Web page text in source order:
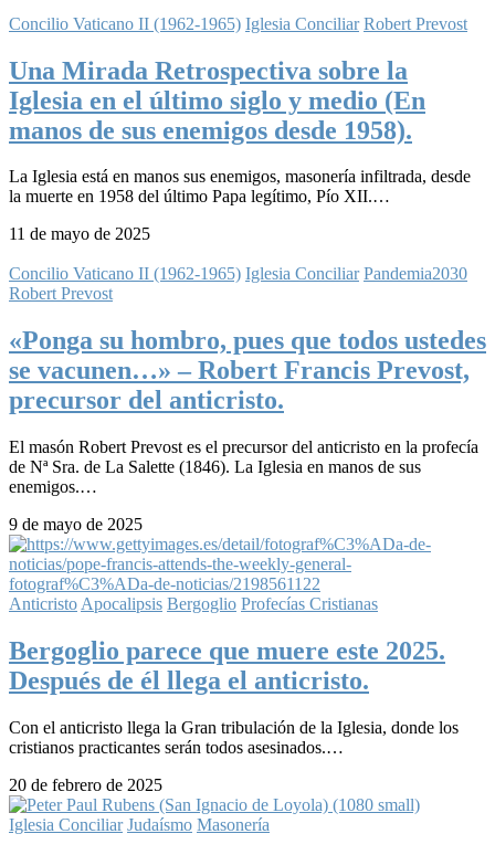
Concilio Vaticano II (1962-1965) Iglesia Conciliar Robert Prevost
Una Mirada Retrospectiva sobre la
Iglesia en el último siglo y medio (En
manos de sus enemigos desde 1958).
La Iglesia está en manos sus enemigos, masonería infiltrada, desde
la muerte en 1958 del último Papa legítimo, Pío XII.…
11 de mayo de 2025
Concilio Vaticano II (1962-1965) Iglesia Conciliar Pandemia2030
Robert Prevost
«Ponga su hombro, pues que todos ustedes
se vacunen…» – Robert Francis Prevost,
precursor del anticristo.
El masón Robert Prevost es el precursor del anticristo en la profecía
de Nª Sra. de La Salette (1846). La Iglesia en manos de sus
enemigos.…
9 de mayo de 2025
Anticristo Apocalipsis Bergoglio Profecías Cristianas
Bergoglio parece que muere este 2025.
Después de él llega el anticristo.
Con el anticristo llega la Gran tribulación de la Iglesia, donde los
cristianos practicantes serán todos asesinados.…
20 de febrero de 2025
Iglesia Conciliar Judaísmo Masonería